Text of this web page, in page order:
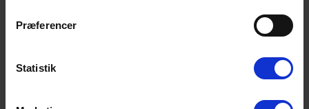
Præferencer
Statistik
nærheden
Huset ligger i et af Henne Strands mest populærste områder.
butikker og mange aktivitetsmuligheder gør området til et af